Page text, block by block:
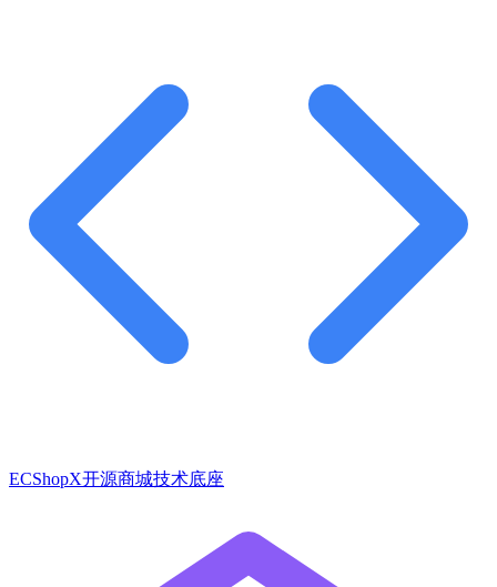
ECShopX开源商城技术底座